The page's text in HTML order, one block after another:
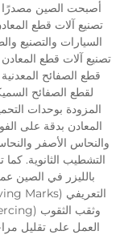
أصبحت الصين مصدرًا
تصنيع آلات قطع
السيارات والتصنيع
تصنيع آلات قطع
قطع الصفائح
لقطع الصفائح
المزودة بوحدات
المعادن بدقة على
والنحاس الأصفر
التشطيب الثانوية.
العمل على تقليل